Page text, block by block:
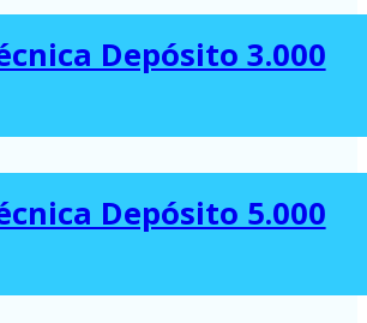
Depósito 3.000
Depósito 5.000